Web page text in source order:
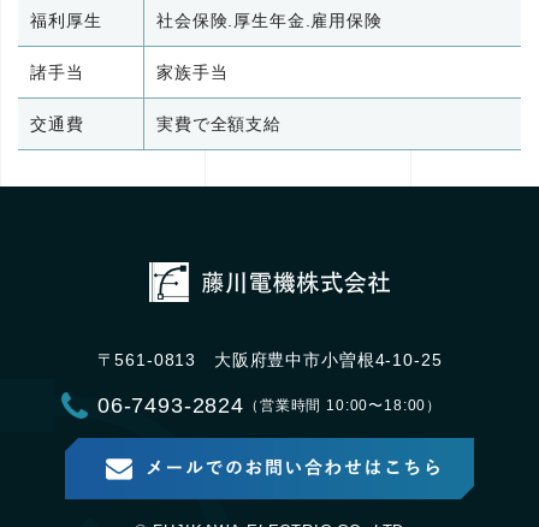
福利厚生 社会保険.厚生年金.雇用保険
諸手当 家族手当
交通費 実費で全額支給
〒561-0813 大阪府豊中市小曽根4-10-25
06-7493-2824 （営業時間 10:00〜18:00）